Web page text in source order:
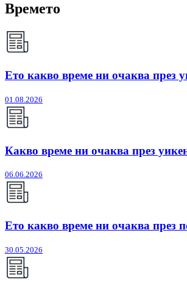
Времето
Ето какво време ни очаква през
01.08.2026
Какво време ни очаква през
06.06.2026
Ето какво време ни очаква през
30.05.2026